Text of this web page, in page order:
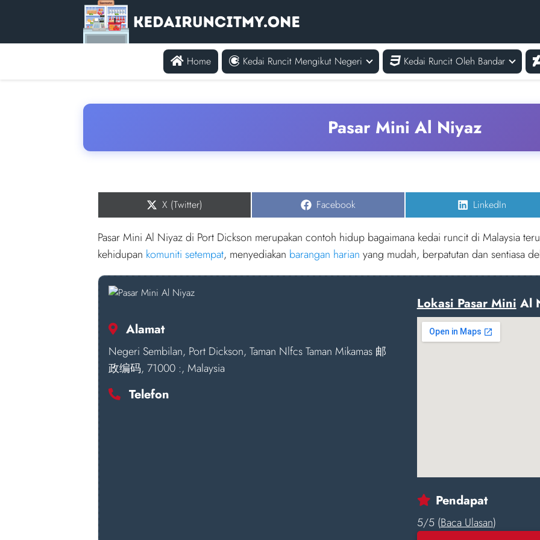
Home Kedai Runcit Mengikut Negeri Kedai Runcit Oleh Bandar
Pasar Mini Al Niyaz
Share
X (Twitter) Share
Facebook Share
LinkedIn
Pasar Mini Al Niyaz di Port Dickson merupakan contoh hidup bagaimana kedai runcit di Malaysia
kehidupan komuniti setempat, menyediakan barangan harian yang mudah, berpatutan dan sentiasa
Alamat
Negeri Sembilan, Port Dickson, Taman Nlfcs Taman Mikamas 邮
政编码, 71000 :, Malaysia
Telefon
Lokasi Pasar MiniAl
Pendapat
5/5 (Baca Ulasan)